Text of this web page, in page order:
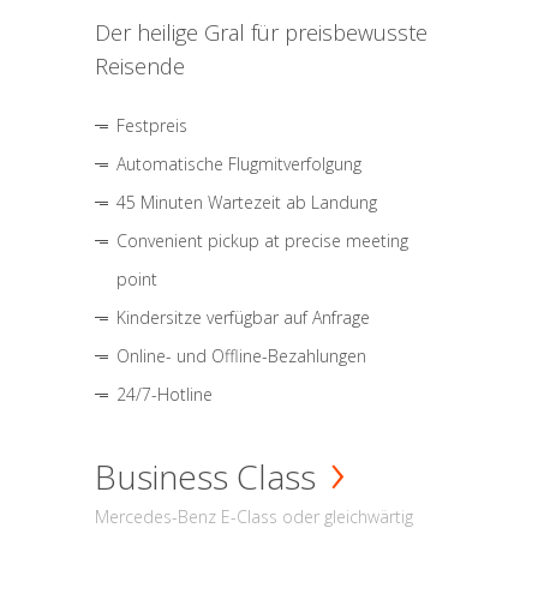
Der heilige Gral für preisbewusste
Reisende
Festpreis
Automatische Flugmitverfolgung
45 Minuten Wartezeit ab Landung
Convenient pickup at precise meeting
point
Kindersitze verfügbar auf Anfrage
Online- und Offline-Bezahlungen
24/7-Hotline
Business Class
Mercedes-Benz E-Class oder gleichwärtig